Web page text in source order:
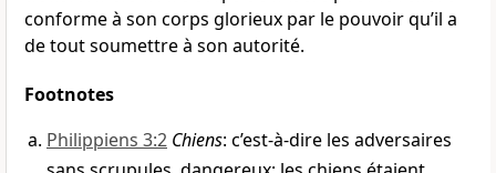
conforme à son corps glorieux par le pouvoir qu’il a
de tout soumettre à son autorité.
Footnotes
Philippiens 3:2 Chiens: c’est-à-dire les adversaires